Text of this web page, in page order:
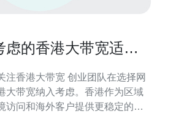
虑的香港大带宽适合
宽 创业团队在选择网
大带宽纳入考虑。香港作为区域
访问和海外客户提供更稳定的连